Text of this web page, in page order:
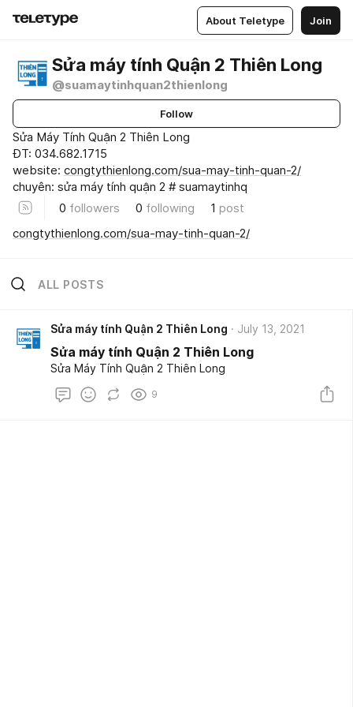
About Teletype Join
Sửa máy tính Quận 2 Thiên Long
@suamaytinhquan2thienlong
Follow
Sửa Máy Tính Quận 2 Thiên Long
ĐT: 034.682.1715
website: congtythienlong.com/sua-may-tinh-quan-2/
chuyên: sửa máy tính quận 2 # suamaytinhq
0 followers 0 following 1 post
congtythienlong.com/sua-may-tinh-quan-2/
ALL POSTS
Sửa máy tính Quận 2 Thiên Long July 13, 2021
Sửa máy tính Quận 2 Thiên Long
Sửa Máy Tính Quận 2 Thiên Long
9